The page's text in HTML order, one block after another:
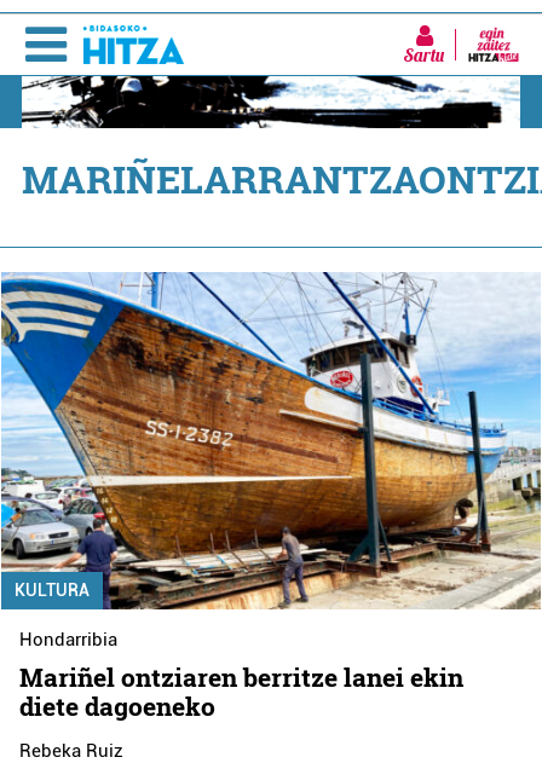
Sartu
KULTURA
Hondarribia
Mariñel ontziaren berritze lanei ekin
diete dagoeneko
Rebeka Ruiz